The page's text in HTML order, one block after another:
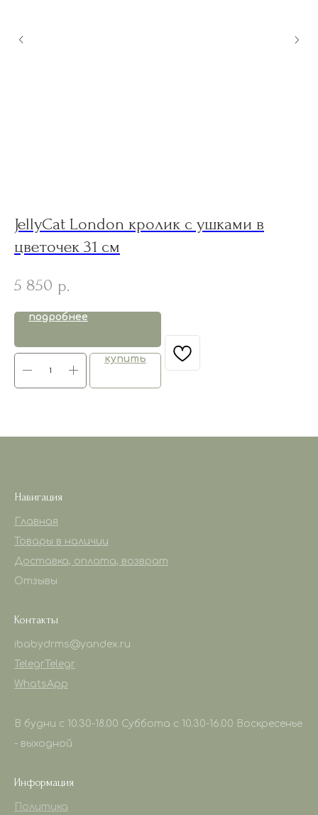
JellyCat London кролик с ушками в
цветочек 31 см
5 850 р.
подробнее
купить
Навигация
Главная
Товары в наличии
Доставка, оплата, возврат
Отзывы
Контакты
ibabydrms@yandex.ru
Telegr Telegr
WhatsApp
В будни с 10.30-18.00 Суббота с 10.30-16.00 Воскресенье
- выходной
Информация
Политика